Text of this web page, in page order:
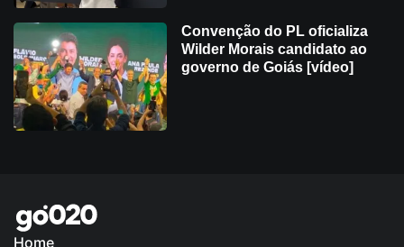
Convenção do PL oficializa
Wilder Morais candidato ao
governo de Goiás [vídeo]
Home